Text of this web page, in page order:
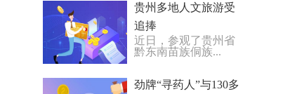
贵州多地人文旅游受
追捧
近日，参观了贵州省
黔东南苗族侗族...
​劲牌“寻药人”与130多